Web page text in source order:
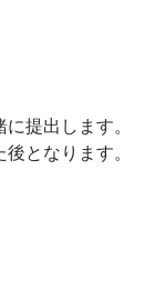
提出します。
となります。